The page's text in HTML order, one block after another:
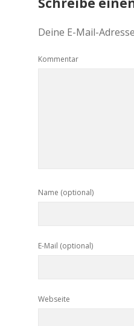
Deine E-Mail-
Kommentar
Name (optional)
E-Mail (optional)
Webseite